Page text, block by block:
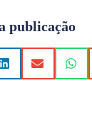
publicação